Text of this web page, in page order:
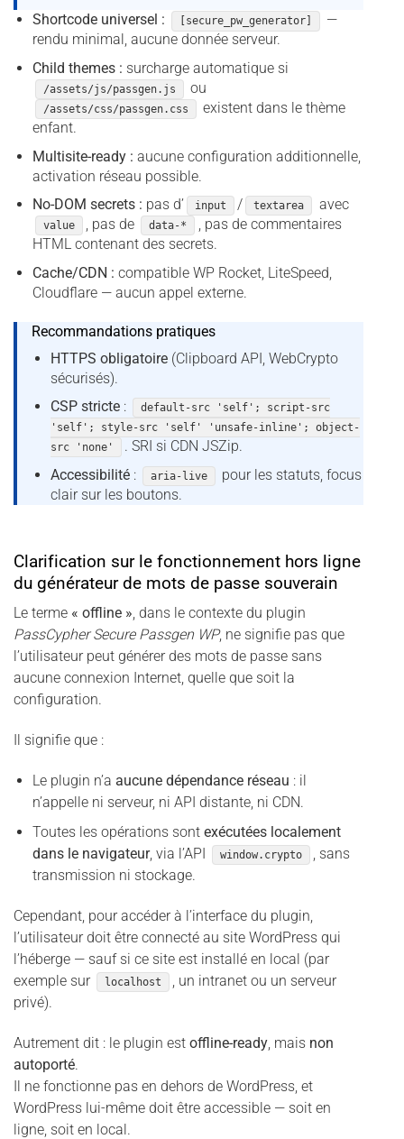
Shortcode universel : [secure_pw_generator]
—
rendu minimal, aucune donnée serveur.
Child themes : surcharge automatique si
/assets/js/passgen.js ou
/assets/css/passgen.css
existent dans le thème
enfant.
Multisite-ready : aucune configuration additionnelle,
activation réseau possible.
No-DOM secrets : pas d’ input / textarea avec
value , pas de data-*
, pas de commentaires
HTML contenant des secrets.
Cache/CDN : compatible WP Rocket, LiteSpeed,
Cloudflare — aucun appel externe.
Recommandations pratiques
HTTPS obligatoire(Clipboard API, WebCrypto
sécurisés).
CSP stricte:
default-src 'self'; script-src
'self'; style-src 'self' 'unsafe-inline'; object-
src 'none'
. SRI si CDN JSZip.
Accessibilité: aria-live
pour les statuts, focus
clair sur les boutons.
Clarification sur le fonctionnement hors ligne
du générateur de mots de passe souverain
Le terme « offline », dans le contexte du plugin
PassCypher Secure Passgen WP, ne signifie pas que
l’utilisateur peut générer des mots de passe sans
aucune connexion Internet, quelle que soit la
configuration.
Il signifie que :
Le plugin n’a aucune dépendance réseau : il
n’appelle ni serveur, ni API distante, ni CDN.
Toutes les opérations sont exécutées localement
dans le navigateur, via l’API window.crypto
, sans
transmission ni stockage.
Cependant, pour accéder à l’interface du plugin,
l’utilisateur doit être connecté au site WordPress qui
l’héberge — sauf si ce site est installé en local (par
exemple sur
localhost
, un intranet ou un serveur
privé).
Autrement dit : le plugin est offline-ready, mais non
autoporté.
Il ne fonctionne pas en dehors de WordPress, et
WordPress lui-même doit être accessible — soit en
ligne, soit en local.